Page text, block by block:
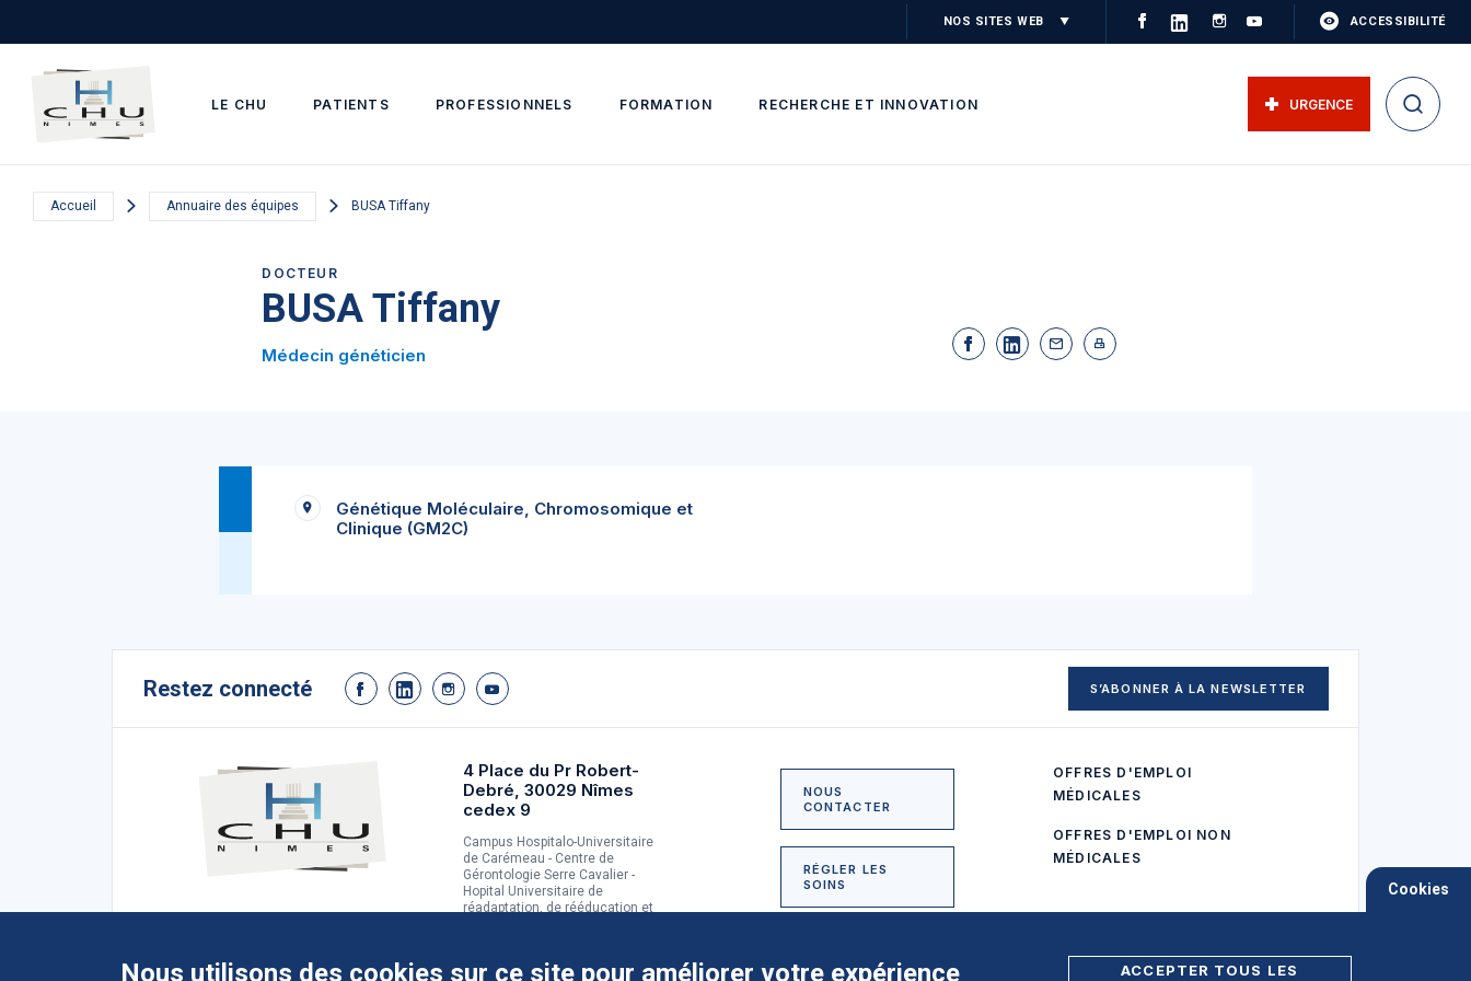
LE CHU PATIENTS PROFESSIONNELS FORMATION RECHERCHE ET INNOVATION
NOS SITES WEB ACCESSIBILITÉ
URGENCE
Accueil Annuaire des équipes BUSA Tiffany
DOCTEUR
BUSA Tiffany
Médecin généticien
Génétique Moléculaire, Chromosomique et
Clinique (GM2C)
Restez connecté S’ABONNER À LA NEWSLETTER
4 Place du Pr Robert-
Debré, 30029 Nîmes
cedex 9
Campus Hospitalo-Universitaire
de Carémeau - Centre de
Gérontologie Serre Cavalier -
Hopital Universitaire de
réadaptation, de rééducation et
NOUS
CONTACTER
RÉGLER LES
SOINS
OFFRES D'EMPLOI
MÉDICALES
OFFRES D'EMPLOI NON
MÉDICALES
Cookies
Nous utilisons des cookies sur ce site pour améliorer votre expérience
ACCEPTER TOUS LES